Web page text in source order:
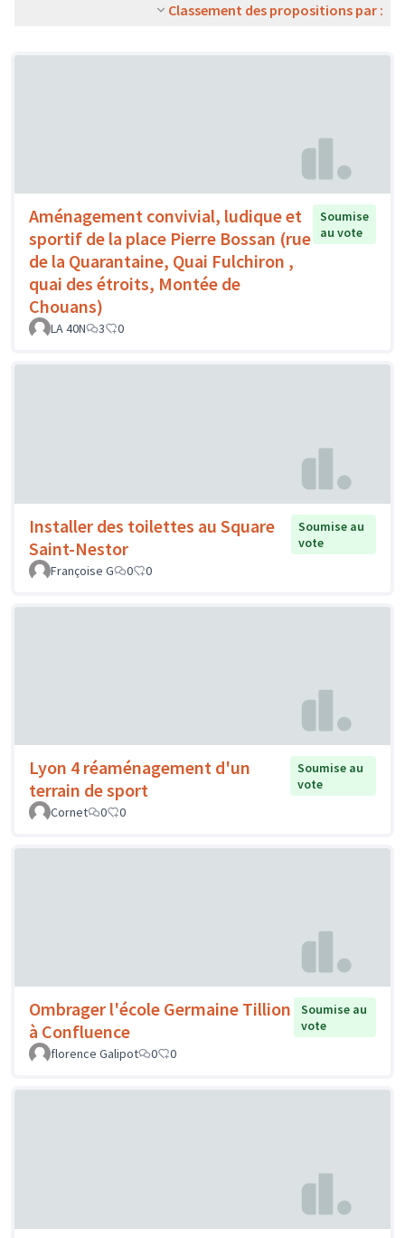
Classement des propositions par :
Aménagement convivial, ludique et
sportif de la place Pierre Bossan (rue
de la Quarantaine, Quai Fulchiron ,
quai des étroits, Montée de
Chouans)
Soumise
au vote
LA 40N 3 0
Installer des toilettes au Square
Saint-Nestor
Soumise au
vote
Françoise G
0 0
Lyon 4 réaménagement d'un
terrain de sport
Soumise au
vote
Cornet
0 0
Ombrager l'école Germaine Tillion
à Confluence
Soumise au
vote
florence Galipot
0 0